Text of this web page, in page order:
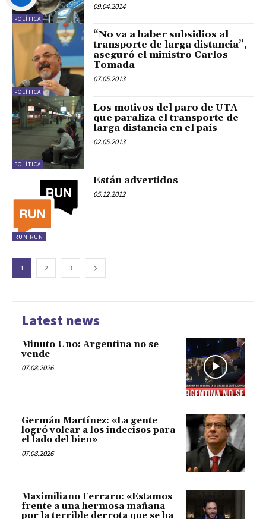
POLÍTICA
09.04.2014
POLÍTICA
“No va a haber subsidios al
transporte de larga distancia”,
aseguró el ministro Carlos
Tomada
07.05.2013
POLÍTICA
Los motivos del paro de UTA
que paraliza el transporte de
larga distancia en el país
02.05.2013
RUN RUN
Están advertidos
05.12.2012
1 2 3
Latest news
Minuto Uno: Argentina no se
vende
07.08.2026
Germán Martínez: «La gente
logró volcar a los indecisos para
el lado del bien»
07.08.2026
Maximiliano Ferraro: «Estamos
frente a una hermosa mañana
por la terrible derrota que se ha
LinkedIn